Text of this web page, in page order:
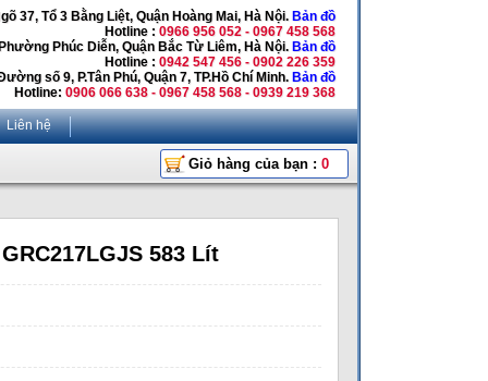
37, Tổ 3 Bằng Liệt, Quận Hoàng Mai, Hà Nội. Bản đồ
Hotline : 0966 956 052 - 0967 458 568
Phúc Diễn, Quận Bắc Từ Liêm, Hà Nội. Bản đồ
Hotline : 0942 547 456 - 0902 226 359
số 9, P.Tân Phú, Quận 7, TP.Hồ Chí Minh. Bản đồ
Hotline: 0906 066 638 - 0967 458 568 - 0939 219 368
Liên hệ
Giỏ hàng của bạn : 0
583 Lít